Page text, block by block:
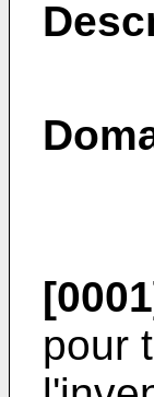
pour